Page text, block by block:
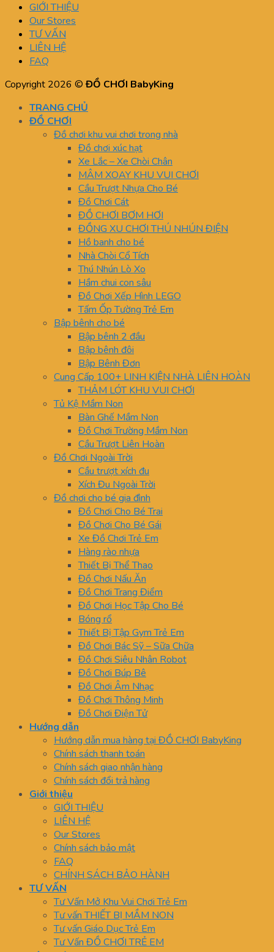
GIỚI THIỆU
Our Stores
TƯ VẤN
LIÊN HỆ
FAQ
Copyright 2026 ©ĐỒ CHƠI BabyKing
TRANG CHỦ
ĐỒ CHƠI
Đồ chơi khu vui chơi trong nhà
Đồ chơi xúc hạt
Xe Lắc – Xe Chòi Chân
MÂM XOAY KHU VUI CHƠI
Cầu Trượt Nhựa Cho Bé
Đồ Chơi Cát
ĐỒ CHƠI BƠM HƠI
ĐỒNG XU CHƠI THÚ NHÚN ĐIỆN
Hồ banh cho bé
Nhà Chòi Cổ Tích
Thú Nhún Lò Xo
Hầm chui con sâu
Đồ Chơi Xếp Hình LEGO
Tấm Ốp Tường Trẻ Em
Bập bênh cho bé
Bập bênh 2 đầu
Bập bênh đôi
Bập Bênh Đơn
Cung Cấp 100+ LINH KIỆN NHÀ LIÊN HOÀN
THẢM LÓT KHU VUI CHƠI
Tủ Kệ Mầm Non
Bàn Ghế Mầm Non
Đồ Chơi Trường Mầm Non
Cầu Trượt Liên Hoàn
Đồ Chơi Ngoài Trời
Cầu trượt xích đu
Xích Đu Ngoài Trời
Đồ chơi cho bé gia đình
Đồ Chơi Cho Bé Trai
Đồ Chơi Cho Bé Gái
Xe Đồ Chơi Trẻ Em
Hàng rào nhựa
Thiết Bị Thể Thao
Đồ Chơi Nấu Ăn
Đồ Chơi Trang Điểm
Đồ Chơi Học Tập Cho Bé
Bóng rổ
Thiết Bị Tập Gym Trẻ Em
Đồ Chơi Bác Sỹ – Sữa Chữa
Đồ Chơi Siêu Nhân Robot
Đồ Chơi Búp Bê
Đồ Chơi Âm Nhạc
Đồ Chơi Thông Minh
Đồ Chơi Điện Tử
Hướng dẫn
Hướng dẫn mua hàng tại ĐỒ CHƠI BabyKing
Chính sách thanh toán
Chính sách giao nhận hàng
Chính sách đổi trả hàng
Giới thiệu
GIỚI THIỆU
LIÊN HỆ
Our Stores
Chính sách bảo mật
FAQ
CHÍNH SÁCH BẢO HÀNH
TƯ VẤN
Tư Vấn Mở Khu Vui Chơi Trẻ Em
Tư vấn THIẾT BỊ MẦM NON
Tư vấn Giáo Dục Trẻ Em
Tư Vấn ĐỒ CHƠI TRẺ EM